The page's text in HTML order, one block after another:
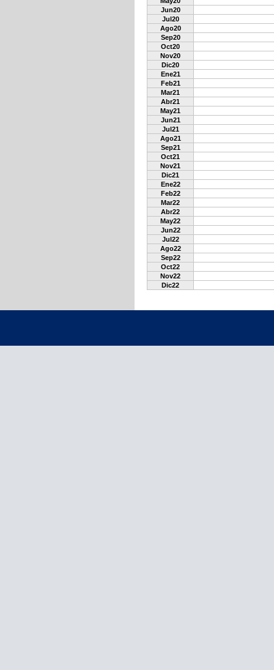
Jun20
Jul20
Ago20
Sep20
Oct20
Nov20
Dic20
Ene21
Feb21
Mar21
Abr21
May21
Jun21
Jul21
Ago21
Sep21
Oct21
Nov21
Dic21
Ene22
Feb22
Mar22
Abr22
May22
Jun22
Jul22
Ago22
Sep22
Oct22
Nov22
Dic22